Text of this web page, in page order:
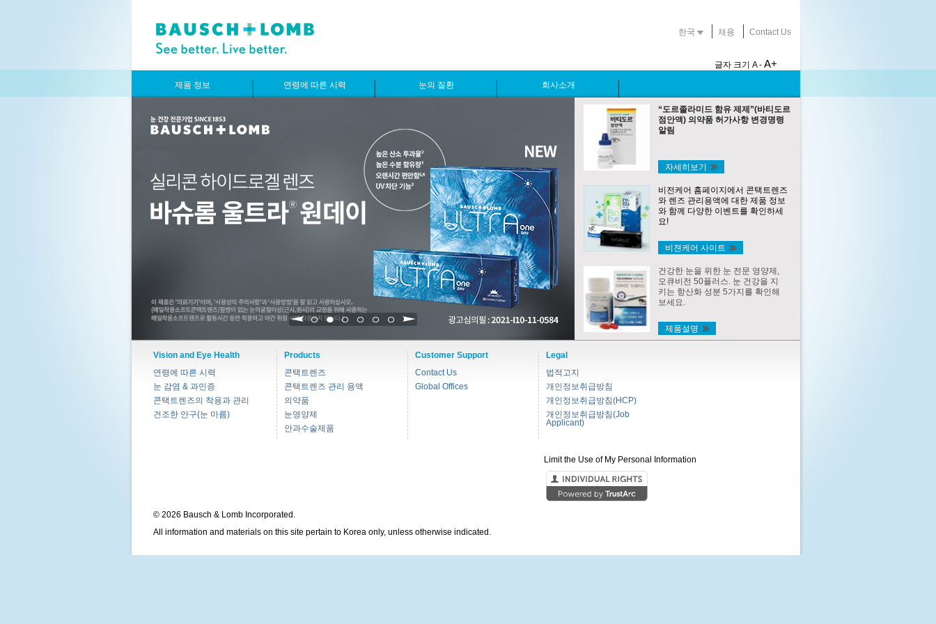
한국 채용 Contact Us
글자 크기 A - A+
제품 정보 연령에 따른 시력 눈의 질환 회사소개
1 2 3 4 5 6
“도르졸라미드 함유 제제”(바티도르
점안액) 의약품 허가사항 변경명령
알림
자세히보기
비전케어 홈페이지에서 콘택트렌즈
와 렌즈 관리용액에 대한 제품 정보
와 함께 다양한 이벤트를 확인하세
요!
비젼케어 사이트
건강한 눈을 위한 눈 전문 영양제,
오큐비전 50플러스. 눈 건강을 지
키는 항산화 성분 5가지를 확인해
보세요.
제품설명
Vision and Eye Health
연령에 따른 시력
눈 감염 & 과민증
콘택트렌즈의 착용과 관리
건조한 안구(눈 마름)
Products
콘택트렌즈
콘택트렌즈 관리 용액
의약품
눈영양제
안과수술제품
Customer Support
Contact Us
Global Offices
Legal
법적고지
개인정보취급방침
개인정보취급방침(HCP)
개인정보취급방침(Job
Applicant)
Limit the Use of My Personal Information
© 2026 Bausch & Lomb Incorporated.
All information and materials on this site pertain to Korea only, unless otherwise indicated.